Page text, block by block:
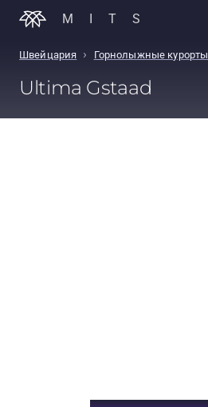
MITS
Швейцария › Горнолыжные курорты
Ultima Gstaad